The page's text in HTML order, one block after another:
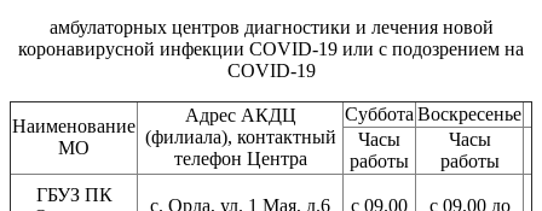
амбулаторных центров диагностики и лечения новой
коронавирусной инфекции COVID-19 или с подозрением на
COVID-19
Наименование
МО
Адрес АКДЦ
(филиала), контактный
телефон Центра
Суббота Воскресенье
Часы
работы
Часы
работы
ГБУЗ ПК
с. Орда, ул. 1 Мая, д.6
с 09.00
с 09.00 до